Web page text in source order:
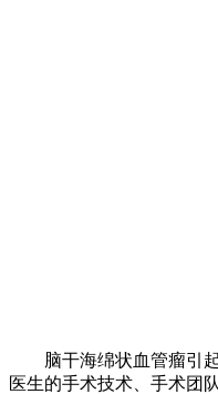
脑干海绵状血管瘤引起
医生的手术技术、手术团